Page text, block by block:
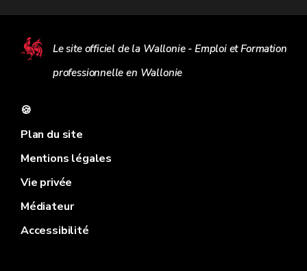
Le site officiel de la Wallonie - Emploi et Formation
professionnelle en Wallonie
🍪
Plan du site
Mentions légales
Vie privée
Médiateur
Accessibilité